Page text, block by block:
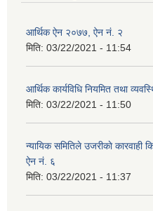
आर्थिक ऐन २०७७, ऐन नं. २
मिति: 03/22/2021 - 11:54
आर्थिक कार्यविधि नियमित तथा
मिति: 03/22/2021 - 11:50
न्यायिक समितिले उजरीकाे कारवाही
ऐन नं. ६
मिति: 03/22/2021 - 11:37